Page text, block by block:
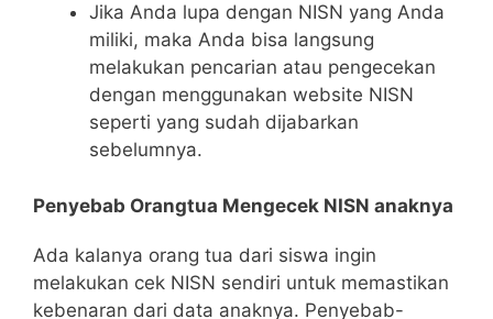
Jika Anda lupa dengan NISN yang Anda
miliki, maka Anda bisa langsung
melakukan pencarian atau pengecekan
dengan menggunakan website NISN
seperti yang sudah dijabarkan
sebelumnya.
Penyebab Orangtua Mengecek NISN anaknya
Ada kalanya orang tua dari siswa ingin
melakukan cek NISN sendiri untuk memastikan
kebenaran dari data anaknya. Penyebab-